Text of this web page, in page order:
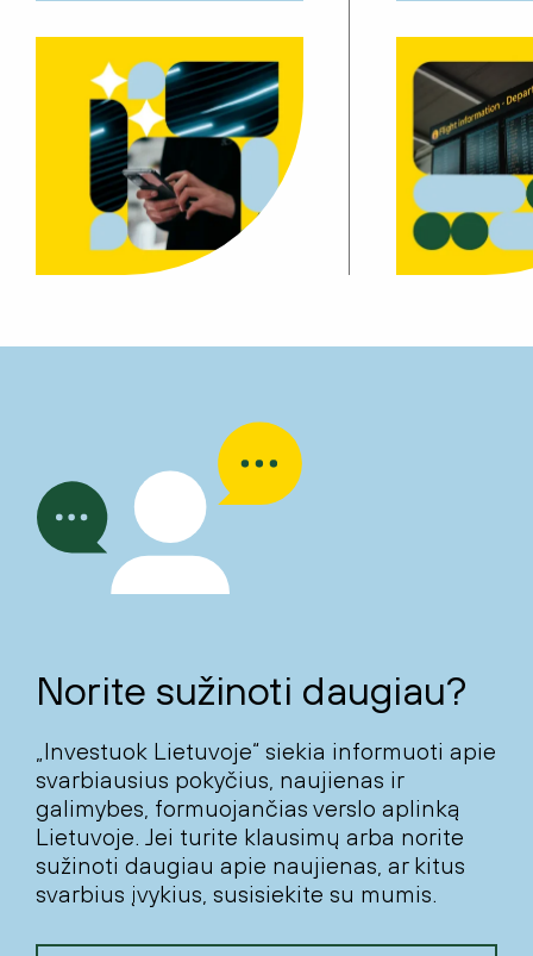
Norite sužinoti daugiau?
„Investuok Lietuvoje“ siekia informuoti apie
svarbiausius pokyčius, naujienas ir
galimybes, formuojančias verslo aplinką
Lietuvoje. Jei turite klausimų arba norite
sužinoti daugiau apie naujienas, ar kitus
svarbius įvykius, susisiekite su mumis.